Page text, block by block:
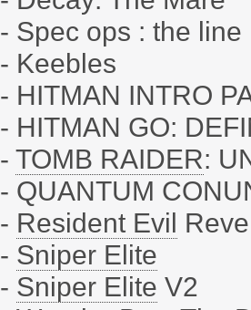
- Spec ops : the line
- Keebles
- HITMAN INTRO
- HITMAN GO:
-TOMB RAIDER:
- QUANTUM
- Resident Evil
- Sniper Elite
- Sniper Elite V2